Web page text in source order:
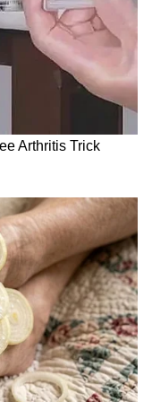
Tips: দিনে কতবার
মাখবেন? গ্লাস
সহজ রুটিন
Sitahar Designs:
কনের সীতাহারে
ছোঁয়া, দেখে নিন
ডিজাইন
|